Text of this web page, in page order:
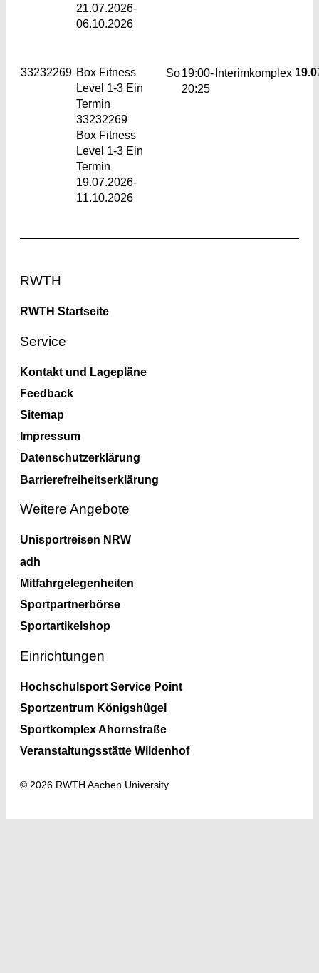
21.07.2026-
06.10.2026
33232269 Box Fitness
Level 1-3 Ein
Termin
33232269
Box Fitness
Level 1-3 Ein
Termin
19.07.2026-
11.10.2026
So19:00-
20:25
Interimkomplex
RWTH
RWTH Startseite
Service
Kontakt und Lagepläne
Feedback
Sitemap
Impressum
Datenschutzerklärung
Barrierefreiheitserklärung
Weitere Angebote
Unisportreisen NRW
adh
Mitfahrgelegenheiten
Sportpartnerbörse
Sportartikelshop
Einrichtungen
Hochschulsport Service Point
Sportzentrum Königshügel
Sportkomplex Ahornstraße
Veranstaltungsstätte Wildenhof
© 2026 RWTH Aachen University